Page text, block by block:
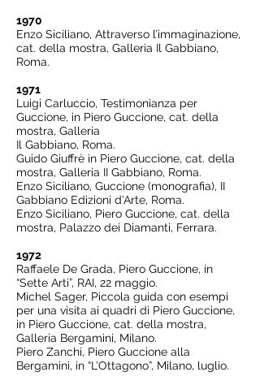
1970
Enzo Siciliano, Attraverso l’immaginazione,
cat. della mostra, Galleria Il Gabbiano,
Roma.
1971
Luigi Carluccio, Testimonianza per
Guccione, in Piero Guccione, cat. della
mostra, Galleria
Il Gabbiano, Roma.
Guido Giuffrè in Piero Guccione, cat. della
mostra, Galleria II Gabbiano, Roma.
Enzo Siciliano, Guccione (monografia), II
Gabbiano Edizioni d’Arte, Roma.
Enzo Siciliano, Piero Guccione, cat. della
mostra, Palazzo dei Diamanti, Ferrara.
1972
Raffaele De Grada, Piero Guccione, in
“Sette Arti”, RAI, 22 maggio.
Michel Sager, Piccola guida con esempi
per una visita ai quadri di Piero Guccione,
in Piero Guccione, cat. della mostra,
Galleria Bergamini, Milano.
Piero Zanchi, Piero Guccione alla
Bergamini, in “L’Ottagono”, Milano, luglio.